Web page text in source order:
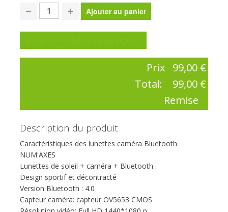
Prix 99,00 €
Total:
99,00 €
Remise
Description du produit
Caractéristiques des lunettes caméra Bluetooth
NUM'AXES
Lunettes de soleil + caméra + Bluetooth
Design sportif et décontracté
Version Bluetooth : 4.0
Capteur caméra: capteur OV5653 CMOS